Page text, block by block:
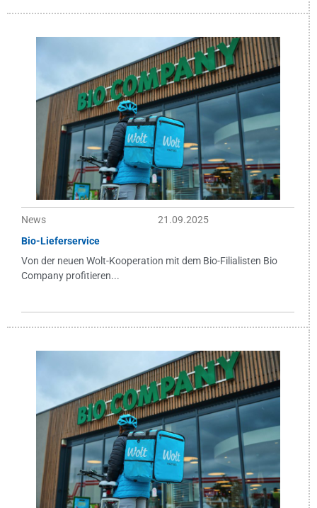
News
21.09.2025
Bio-Lieferservice
Von der neuen Wolt-Kooperation mit dem Bio-Filialisten Bio
Company profitieren...